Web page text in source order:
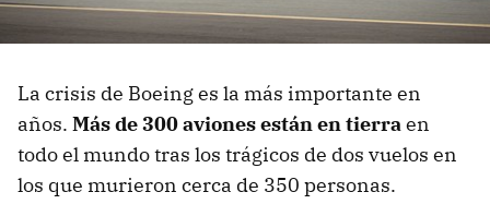
La crisis de Boeing es la más importante en
años. Más de 300 aviones están en tierraen
todo el mundo tras los trágicos de dos vuelos en
los que murieron cerca de 350 personas.